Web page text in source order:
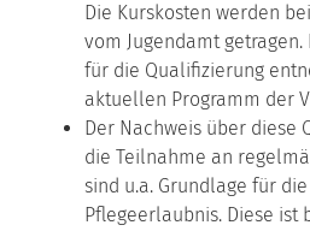
Die Kurskosten werden
vom Jugendamt
für die Qualifizierung
aktuellen Programm der
Der Nachweis über diese
die Teilnahme an
sind u.a. Grundlage für
Pflegeerlaubnis. Diese ist